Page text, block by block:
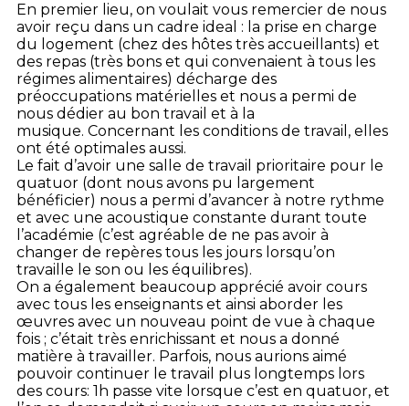
En premier lieu, on voulait vous remercier de nous
avoir reçu dans un cadre ideal : la prise en charge
du logement (chez des hôtes très accueillants) et
des repas (très bons et qui convenaient à tous les
régimes alimentaires) décharge des
préoccupations matérielles et nous a permi de
nous dédier au bon travail et à la
musique. Concernant les conditions de travail, elles
ont été optimales aussi.
Le fait d’avoir une salle de travail prioritaire pour le
quatuor (dont nous avons pu largement
bénéficier) nous a permi d’avancer à notre rythme
et avec une acoustique constante durant toute
l’académie (c’est agréable de ne pas avoir à
changer de repères tous les jours lorsqu’on
travaille le son ou les équilibres).
On a également beaucoup apprécié avoir cours
avec tous les enseignants et ainsi aborder les
œuvres avec un nouveau point de vue à chaque
fois ; c’était très enrichissant et nous a donné
matière à travailler. Parfois, nous aurions aimé
pouvoir continuer le travail plus longtemps lors
des cours: 1h passe vite lorsque c’est en quatuor, et